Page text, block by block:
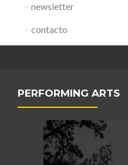
newsletter
contacto
PERFORMING ARTS